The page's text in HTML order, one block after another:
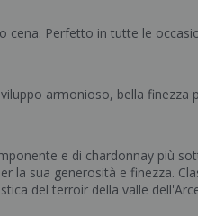
cena. Perfetto in tutte le
armonioso, bella finezza
e di chardonnay più
la sua generosità e finezza.
del terroir della valle